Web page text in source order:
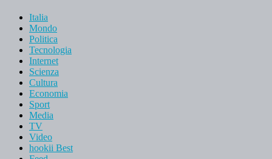
Italia
Mondo
Politica
Tecnologia
Internet
Scienza
Cultura
Economia
Sport
Media
TV
Video
hookii Best